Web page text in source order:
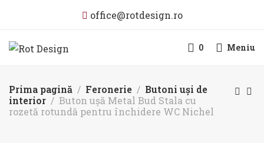
office@rotdesign.ro
0 Meniu
Prima pagină Feronerie
Butoni uși de
interior
Buton ușă Metal Bud Stala cu
rozetă rotundă pentru închidere WC Nichel